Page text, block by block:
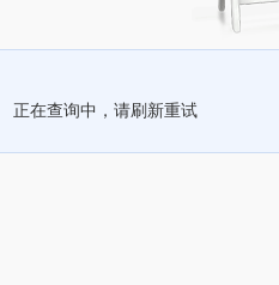
正在查询中，请刷新重试